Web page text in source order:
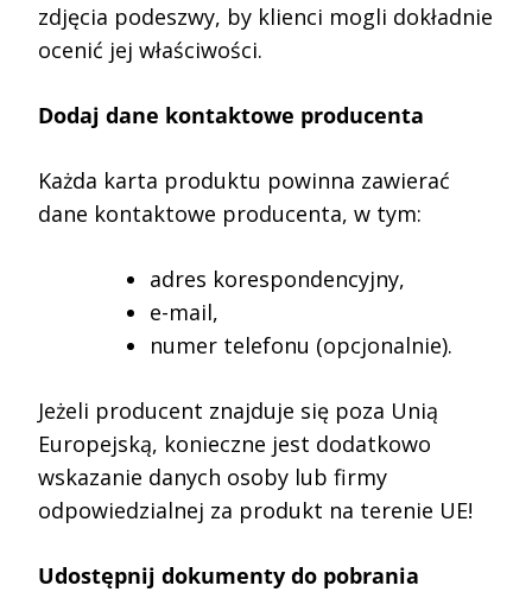
zdjęcia podeszwy, by klienci mogli dokładnie
ocenić jej właściwości.
Dodaj dane kontaktowe producenta
Każda karta produktu powinna zawierać
dane kontaktowe producenta, w tym:
adres korespondencyjny,
e-mail,
numer telefonu (opcjonalnie).
Jeżeli producent znajduje się poza Unią
Europejską, konieczne jest dodatkowo
wskazanie danych osoby lub firmy
odpowiedzialnej za produkt na terenie UE!
Udostępnij dokumenty do pobrania